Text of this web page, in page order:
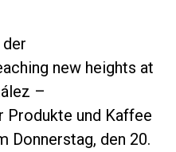
new heights at
–
Produkte und Kaffee
Donnerstag, den 20.